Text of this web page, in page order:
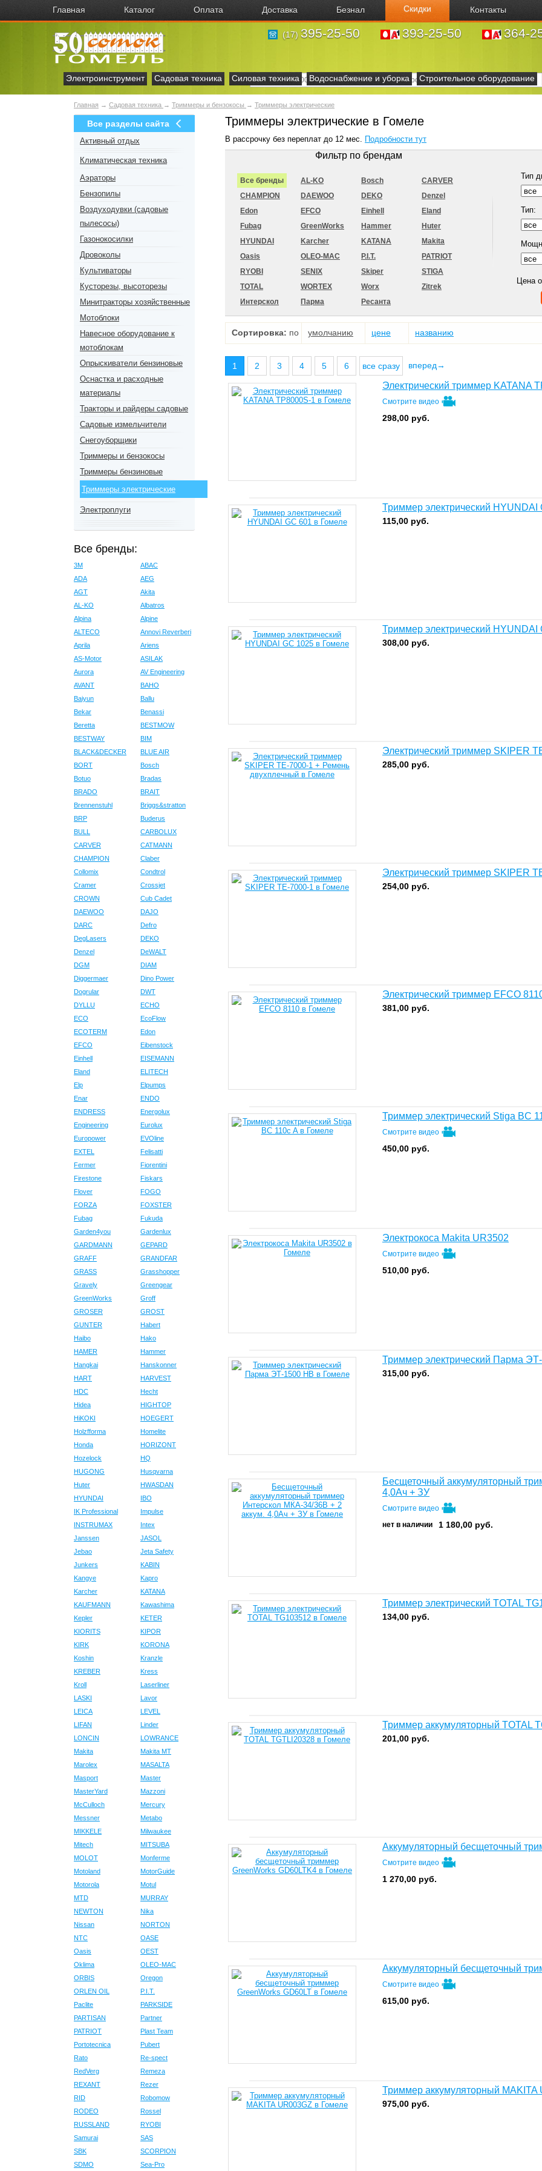
Главная Каталог Оплата Доставка Безнал Скидки Контакты
(17) 395-25-50 393-25-50 364-
Электроинструмент Садовая техника Силовая техника Водоснабжение и уборка Строительное оборудование
Главная → Садовая техника → Триммеры и бензокосы → Триммеры электрические
Все разделы сайта
Активный отдых
Климатическая техника
Аэраторы
Бензопилы
Воздуходувки (садовые
пылесосы)
Газонокосилки
Дровоколы
Культиваторы
Кусторезы, высоторезы
Минитракторы хозяйственные
Мотоблоки
Навесное оборудование к
мотоблокам
Опрыскиватели бензиновые
Оснастка и расходные
материалы
Тракторы и райдеры садовые
Садовые измельчители
Снегоуборщики
Триммеры и бензокосы
Триммеры бензиновые
Триммеры электрические
Электроплуги
Все бренды:
3M
ABAC
ADA
AEG
AGT
Akita
AL-KO
Albatros
Alpina
Alpine
ALTECO
Annovi Reverberi
Aprila
Ariens
AS-Motor
ASILAK
Aurora
AV Engineering
AVANT
BAHO
Baiyun
Ballu
Bekar
Benassi
Beretta
BESTMOW
BESTWAY
BIM
BLACK&DECKER
BLUE AIR
BORT
Bosch
Botuo
Bradas
BRADO
BRAIT
Brennenstuhl
Briggs&stratton
BRP
Buderus
BULL
CARBOLUX
CARVER
CATMANN
CHAMPION
Claber
Collomix
Condtrol
Cramer
Crossjet
CROWN
Cub Cadet
DAEWOO
DAJO
DARC
Defro
DegLasers
DEKO
Denzel
DeWALT
DGM
DIAM
Diggermaer
Dino Power
Dogrular
DWT
DYLLU
ECHO
ECO
EcoFlow
ECOTERM
Edon
EFCO
Eibenstock
Einhell
EISEMANN
Eland
ELITECH
Elp
Elpumps
Enar
ENDO
ENDRESS
Energolux
Engineering
Eurolux
Europower
EVOline
EXTEL
Felisatti
Fermer
Fiorentini
Firestone
Fiskars
Flover
FOGO
FORZA
FOXSTER
Fubag
Fukuda
Garden4you
Gardenlux
GARDMANN
GEPARD
GRAFF
GRANDFAR
GRASS
Grasshopper
Gravely
Greengear
GreenWorks
Groff
GROSER
GROST
GUNTER
Habert
Haibo
Hako
HAMER
Hammer
Hangkai
Hanskonner
HART
HARVEST
HDC
Hecht
Hidea
HIGHTOP
HiKOKI
HOEGERT
Holzfforma
Homelite
Honda
HORIZONT
Hozelock
HQ
HUGONG
Husqvarna
Huter
HWASDAN
HYUNDAI
IBO
IK Professional
Impulse
INSTRUMAX
Intex
Janssen
JASOL
Jebao
Jeta Safety
Junkers
KABIN
Kangye
Kapro
Karcher
KATANA
KAUFMANN
Kawashima
Kepler
KETER
KIORITS
KIPOR
KIRK
KORONA
Koshin
Kranzle
KREBER
Kress
Kroll
Laserliner
LASKI
Lavor
LEICA
LEVEL
LIFAN
Linder
LONCIN
LOWRANCE
Makita
Makita MT
Marolex
MASALTA
Masport
Master
MasterYard
Mazzoni
McCulloch
Mercury
Messner
Metabo
MIKKELE
Milwaukee
Mitech
MITSUBA
MOLOT
Monferme
Motoland
MotorGuide
Motorola
Motul
MTD
MURRAY
NEWTON
Nika
Nissan
NORTON
NTC
OASE
Oasis
OEST
Oklima
OLEO-MAC
ORBIS
Oregon
ORLEN OIL
P.I.T.
Paclite
PARKSIDE
PARTISAN
Partner
PATRIOT
Plast Team
Portotecnica
Pubert
Rato
Re-spect
RedVerg
Remeza
REXANT
Rezer
RID
Robomow
RODEO
Rossel
RUSSLAND
RYOBI
Samurai
SAS
SBK
SCORPION
SDMO
Sea-Pro
Триммеры электрические в Гомеле
В рассрочку без переплат до 12 мес. Подробности тут
Фильтр по брендам
Все бренды AL-KO Bosch
CARVER
CHAMPION
DAEWOO DEKO
Denzel
Edon
EFCO Einhell
Eland
Fubag
GreenWorks Hammer
Huter
HYUNDAI
Karcher KATANA
Makita
Oasis
OLEO-MAC P.I.T.
PATRIOT
RYOBI
SENIX Skiper
STIGA
TOTAL
WORTEX Worx
Zitrek
Интерскол
Парма Ресанта
Тип
Тип:
Цена
Сортировка: по умолчанию цене названию
1 2 3 4 5 6 все сразу вперед→
Электрический триммер KATANA
Смотрите видео
298,00 руб.
Триммер электрический HYUNDAI
115,00 руб.
Триммер электрический HYUNDAI
308,00 руб.
Электрический триммер SKIPER
285,00 руб.
Электрический триммер SKIPER
254,00 руб.
Электрический триммер EFCO
381,00 руб.
Триммер электрический Stiga BC
Смотрите видео
450,00 руб.
Электрокоса Makita UR3502
Смотрите видео
510,00 руб.
Триммер электрический Парма
315,00 руб.
Бесщеточный аккумуляторный
4,0Ач + ЗУ
Смотрите видео
нет в наличии
1 180,00 руб.
Триммер электрический TOTAL
134,00 руб.
Триммер аккумуляторный TOTAL
201,00 руб.
Аккумуляторный бесщеточный
Смотрите видео
1 270,00 руб.
Аккумуляторный бесщеточный
Смотрите видео
615,00 руб.
Триммер аккумуляторный MAKITA
975,00 руб.